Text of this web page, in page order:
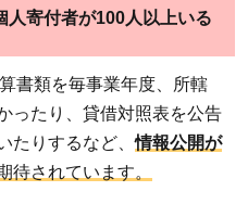
人寄付者が100人以上いる
書類を毎事業年度、所轄
ったり、貸借対照表を公告
たりするなど、情報公開が
待されています。